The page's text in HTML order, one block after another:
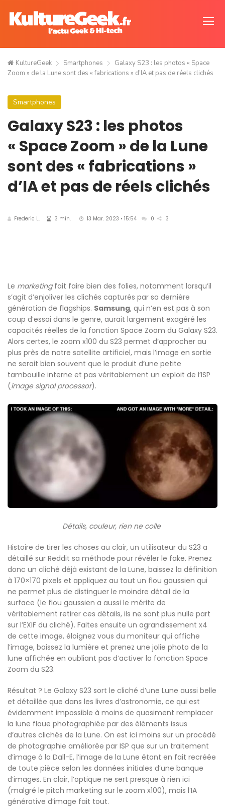
KultureGeek Smartphones
Galaxy S23 : les photos « Space
Zoom » de la Lune sont des « fabrications » d’IA et pas de réels clichés
Smartphones
Galaxy S23 : les photos
« Space Zoom » de la Lune
sont des « fabrications »
d’IA et pas de réels clichés
Frederic L. 3 min. 13 Mar. 2023 • 15:54 0 3
Le marketingfait faire bien des folies, notamment lorsqu’il
s’agit d’enjoliver les clichés capturés par sa dernière
génération de flagships. Samsung, qui n’en est pas à son
coup d’essai dans le genre, aurait largement exagéré les
capacités réelles de la fonction Space Zoom du Galaxy S23.
Alors certes, le zoom x100 du S23 permet d’approcher au
plus près de notre satellite artificiel, mais l’image en sortie
ne serait bien souvent que le produit d’une petite
tambouille interne et pas véritablement un exploit de l’ISP
(image signal processor).
Détails, couleur, rien ne colle
Histoire de tirer les choses au clair, un utilisateur du S23 a
détaillé sur Reddit sa méthode pour révéler le fake. Prenez
donc un cliché déjà existant de la Lune, baissez la définition
à 170×170 pixels et appliquez au tout un flou gaussien qui
ne permet plus de distinguer le moindre détail de la
surface (le flou gaussien a aussi le mérite de
véritablement retirer ces détails, ils ne sont plus nulle part
sur l’EXIF du cliché). Faites ensuite un agrandissement x4
de cette image, éloignez vous du moniteur qui affiche
l’image, baissez la lumière et prenez une jolie photo de la
lune affichée en oubliant pas d’activer la fonction Space
Zoom du S23.
Résultat ? Le Galaxy S23 sort le cliché d’une Lune aussi belle
et détaillée que dans les livres d’astronomie, ce qui est
évidemment impossible à moins de quasiment remplacer
la lune floue photographiée par des éléments issus
d’autres clichés de la Lune. On est ici moins sur un procédé
de photographie améliorée par ISP que sur un traitement
d’image à la Dall-E, l’image de la Lune étant en fait recréée
de toute pièce selon les données initiales d’une banque
d’images. En clair, l’optique ne sert presque à rien ici
(malgré le pitch marketing sur le zoom x100), mais l’IA
générative d’image fait tout.